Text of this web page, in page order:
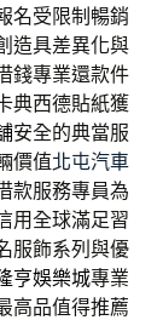
名受限制暢銷
造具差異化與
錢專業還款件
典西德貼紙獲
安全的典當服
價值北屯汽車
款服務專員為
用全球滿足習
服飾系列與優
亨娛樂城專業
高品值得推薦